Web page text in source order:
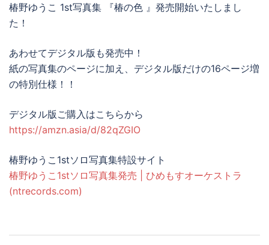
椿野ゆうこ 1st写真集 『椿の色 』発売開始いたしまし
た！
あわせてデジタル版も発売中！
紙の写真集のページに加え、デジタル版だけの16ページ増
の特別仕様！！
デジタル版ご購入はこちらから
https://amzn.asia/d/82qZGIO
椿野ゆうこ1stソロ写真集特設サイト
椿野ゆうこ1stソロ写真集発売 | ひめもすオーケストラ
(ntrecords.com)